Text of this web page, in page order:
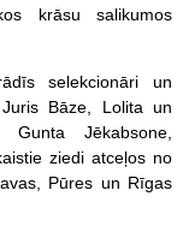
krāsu salikumos
selekcionāri un
Bāze, Lolita un
Gunta Jēkabsone,
ziedi atceļos no
Pūres un Rīgas